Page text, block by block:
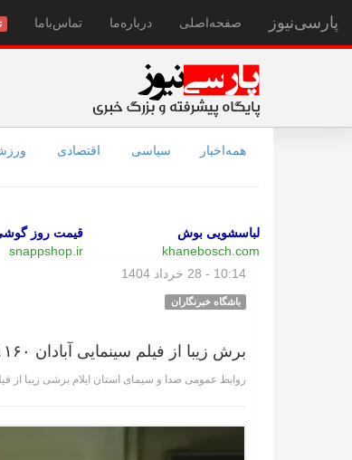
پارسی‌نیوز صفحه‌اصلی درباره‌ما تماس‌با‌ما
همه‌اخبار سیاسی اقتصادی
لباسشویی بوش
khanebosch.com
قیمت روز
snappshop.ir
10:14 - 28 خرداد 1404
باشگاه خبرنگاران
برش زیبا از فیلم سینمایی آبادان ۱۱۶۰ و حماسه سحر امامی
روابط عمومی صدا و سیمای استان ایلام برشی زیبا از فیلم سینمایی آبادان ۱۱۶۰ و